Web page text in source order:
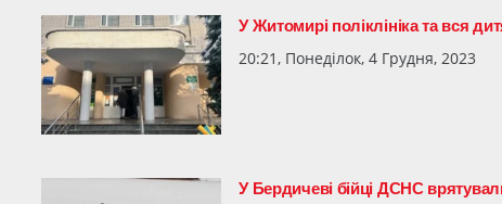
У Житомирі поліклініка та вся
20:21, Понеділок, 4 Грудня, 2023
У Бердичеві бійці ДСНС